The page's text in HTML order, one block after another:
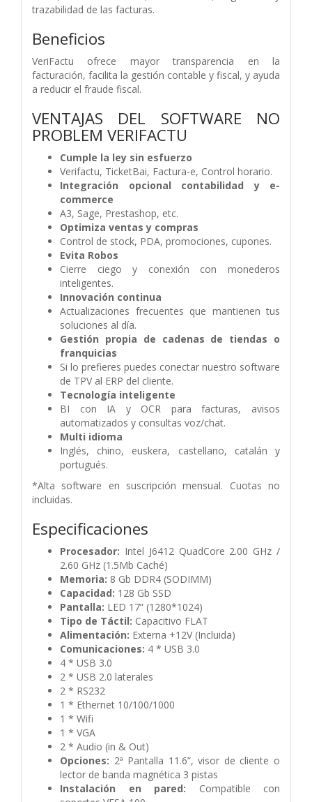
trazabilidad de las facturas.
Beneficios
VeriFactu ofrece mayor transparencia en la
facturación, facilita la gestión contable y fiscal, y ayuda
a reducir el fraude fiscal.
VENTAJAS DEL SOFTWARE NO
PROBLEM VERIFACTU
Cumple la ley sin esfuerzo
Verifactu, TicketBai, Factura-e, Control horario.
Integración opcional contabilidad y e-
commerce
A3, Sage, Prestashop, etc.
Optimiza ventas y compras
Control de stock, PDA, promociones, cupones.
Evita Robos
Cierre ciego y conexión con monederos
inteligentes.
Innovación continua
Actualizaciones frecuentes que mantienen tus
soluciones al día.
Gestión propia de cadenas de tiendas o
franquicias
Si lo prefieres puedes conectar nuestro software
de TPV al ERP del cliente.
Tecnología inteligente
BI con IA y OCR para facturas, avisos
automatizados y consultas voz/chat.
Multi idioma
Inglés, chino, euskera, castellano, catalán y
portugués.
*Alta software en suscripción mensual. Cuotas no
incluidas.
Especificaciones
Procesador: Intel J6412 QuadCore 2.00 GHz /
2.60 GHz (1.5Mb Caché)
Memoria: 8 Gb DDR4 (SODIMM)
Capacidad: 128 Gb SSD
Pantalla: LED 17” (1280*1024)
Tipo de Táctil: Capacitivo FLAT
Alimentación: Externa +12V (Incluida)
Comunicaciones: 4 * USB 3.0
4 * USB 3.0
2 * USB 2.0 laterales
2 * RS232
1 * Ethernet 10/100/1000
1 * Wifi
1 * VGA
2 * Audio (in & Out)
Opciones: 2ª Pantalla 11.6”, visor de cliente o
lector de banda magnética 3 pistas
Instalación en pared: Compatible con